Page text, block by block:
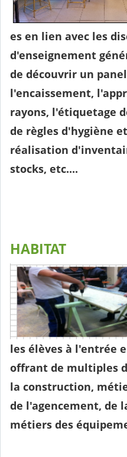
es en lien avec les
d'enseignement
de découvrir un
l'encaissement,
rayons, l'étiquetage
de règles d'hygiène
réalisation
stocks, etc....
HABITAT
les élèves à l'entrée
offrant de multiples
la construction,
de l'agencement, de
métiers des